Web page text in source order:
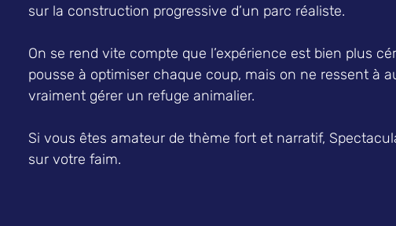
sur la construction progressive d’un parc réaliste.
On se rend vite compte que l’expérience est bien plus
pousse à optimiser chaque coup, mais on ne ressent à
vraiment gérer un refuge animalier.
Si vous êtes amateur de thème fort et narratif,
sur votre faim.